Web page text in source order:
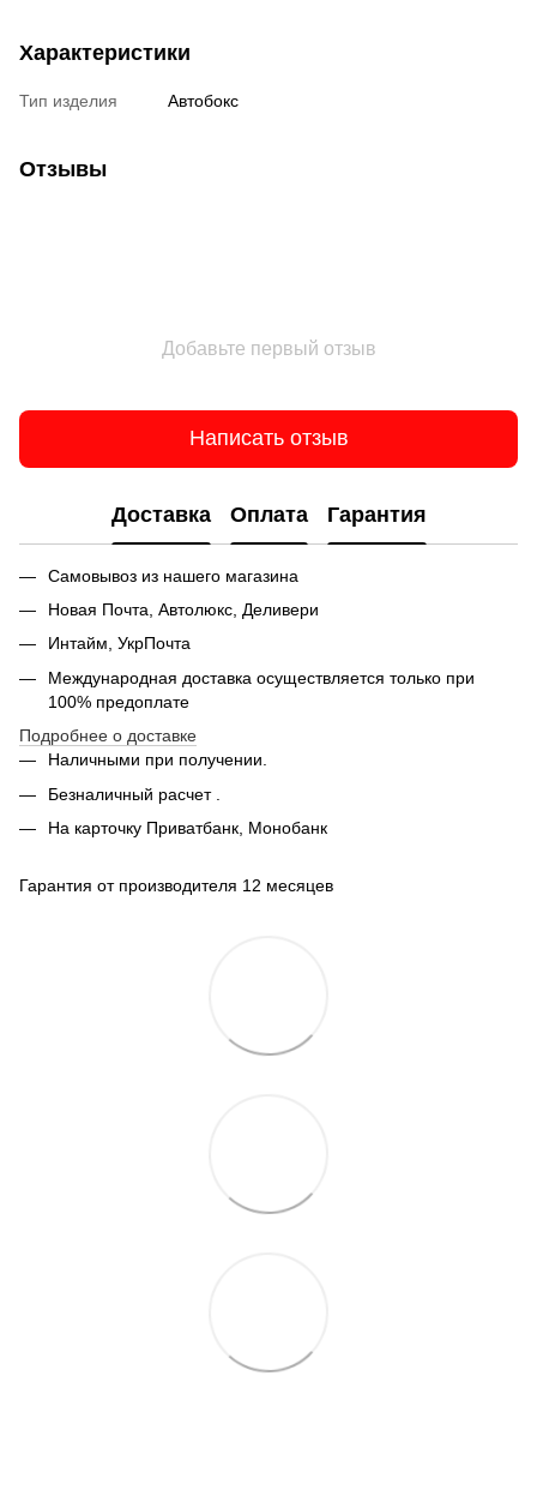
Характеристики
Тип изделия Автобокс
Отзывы
Добавьте первый отзыв
Написать отзыв
Доставка Оплата Гарантия
Самовывоз из нашего магазина
Новая Почта, Автолюкс, Деливери
Интайм, УкрПочта
Международная доставка осуществляется только при
100% предоплате
Подробнее о доставке
Наличными при получении.
Безналичный расчет .
На карточку Приватбанк, Монобанк
Гарантия от производителя 12 месяцев